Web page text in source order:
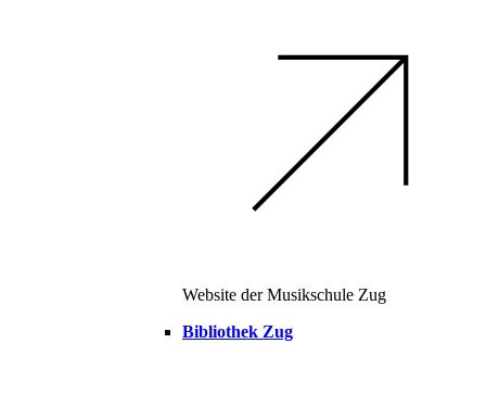
Website der Musikschule Zug
Bibliothek Zug